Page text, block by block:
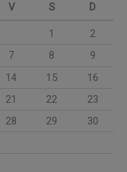
V S D
1
2
7 8
9
14 15
16
21 22
23
28 29
30